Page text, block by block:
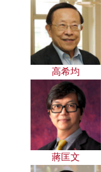
高希均
蔣匡文